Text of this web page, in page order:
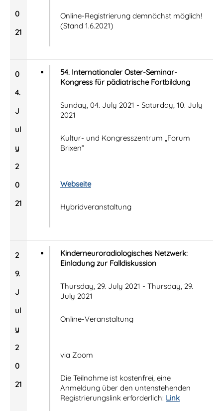
0
21
Online-Registrierung demnächst möglich!
(Stand 1.6.2021)
0
4.
J
ul
y
2
0
21
54. Internationaler Oster-Seminar-
Kongress für pädiatrische Fortbildung
Sunday, 04. July 2021 - Saturday, 10. July
2021
Kultur- und Kongresszentrum „Forum
Brixen”
Webseite
Hybridveranstaltung
2
9.
J
ul
y
2
0
21
Kinderneuroradiologisches Netzwerk:
Einladung zur Falldiskussion
Thursday, 29. July 2021 - Thursday, 29.
July 2021
Online-Veranstaltung
via Zoom
Die Teilnahme ist kostenfrei, eine
Anmeldung über den untenstehenden
Registrierungslink erforderlich: Link